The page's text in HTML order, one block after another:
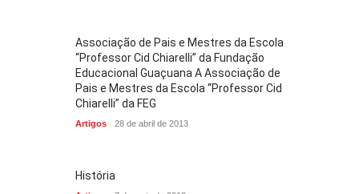
Associação de Pais e Mestres da Escola
“Professor Cid Chiarelli” da Fundação
Educacional Guaçuana A Associação de
Pais e Mestres da Escola “Professor Cid
Chiarelli” da FEG
Artigos 28 de abril de 2013
História